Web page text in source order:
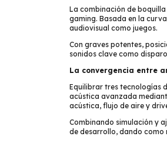
La combinación de
gaming. Basada en la
audiovisual como juegos.
Con graves potentes,
sonidos clave como
La convergencia entre
Equilibrar tres tecnologías
acústica avanzada
acústica, flujo de aire y
Combinando simulación y
de desarrollo, dando como